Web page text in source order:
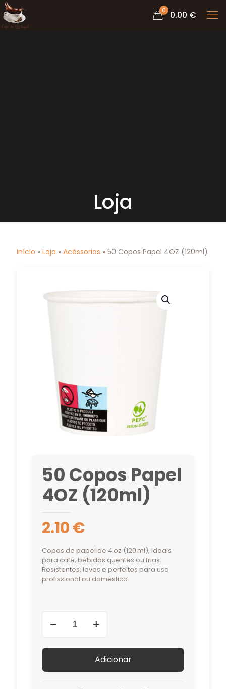
0 0.00 €
Loja
Início » Loja » Acéssorios » 50 Copos Papel 4OZ (120ml)
50 Copos Papel
4OZ (120ml)
2.10€
Copos de papel de 4 oz (120 ml), ideais
para café, bebidas quentes ou frias.
Resistentes, leves e perfeitos para uso
profissional ou doméstico.
Quantidade
50
Papel
Adicionar